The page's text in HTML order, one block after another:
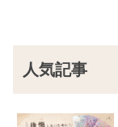
人気記事